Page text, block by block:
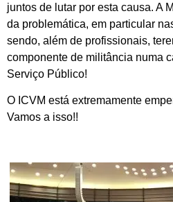
juntos de lutar por esta causa. A
da problemática, em particular
sendo, além de profissionais,
componente de militância numa
Serviço Público!
O ICVM está extremamente
Vamos a isso!!